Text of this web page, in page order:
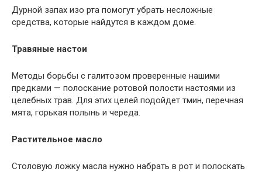
Дурной запах изо рта помогут убрать несложные
средства, которые найдутся в каждом доме.
Травяные настои
Методы борьбы с галитозом проверенные нашими
предками — полоскание ротовой полости настоями из
целебных трав. Для этих целей подойдет тмин, перечная
мята, горькая полынь и череда.
Растительное масло
Столовую ложку масла нужно набрать в рот и полоскать